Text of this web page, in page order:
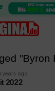
"Byron
years ago
2022